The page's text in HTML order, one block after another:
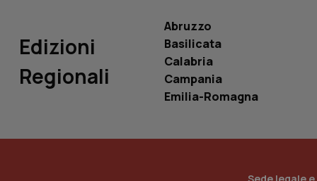
Edizioni
Regionali
Abruzzo
Basilicata
Calabria
Campania
Emilia-RomagnaROLLOUT_TOKEN
ironfish-tracking-